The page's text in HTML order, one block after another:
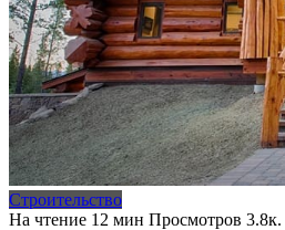
Строительство
На чтение 12 мин Просмотров 3.8к.